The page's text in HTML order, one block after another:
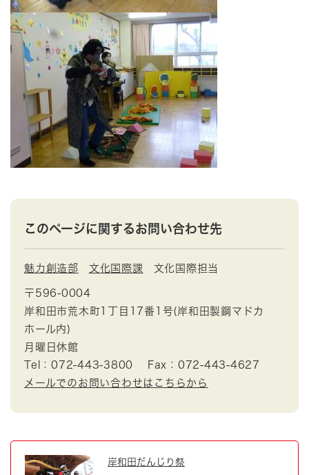
このページに関するお問い合わせ先
魅力創造部 文化国際課 文化国際担当
〒596-0004
岸和田市荒木町1丁目17番1号(岸和田製鋼マドカ
ホール内)
月曜日休館
Tel：072-443-3800
Fax：072-443-4627
メールでのお問い合わせはこちらから
岸和田だんじり祭